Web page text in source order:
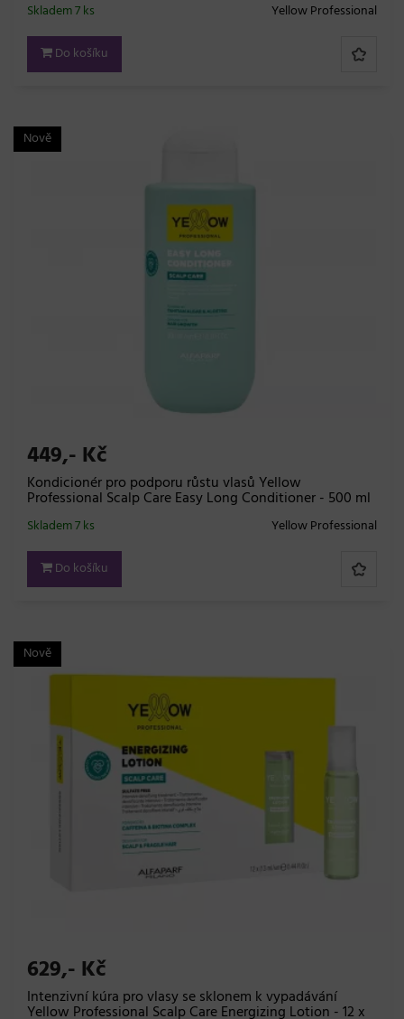
Yellow Professional
Skladem 7 ks
Do košíku
Nově
449,- Kč
Kondicionér pro podporu růstu vlasů Yellow
Professional Scalp Care Easy Long Conditioner - 500 ml
Yellow Professional
Skladem 7 ks
Do košíku
Nově
629,- Kč
Intenzivní kúra pro vlasy se sklonem k vypadávání
Yellow Professional Scalp Care Energizing Lotion - 12 x